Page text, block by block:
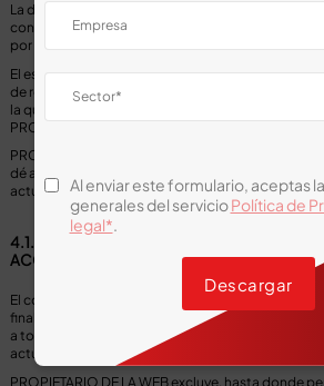
La distribución, modificación, cesión o
contenidos y cualquier otro acto que no haya
por el titular de los derechos de explotación
El establecimiento de un hiperenlace no implica
de relaciones entre PROPIETARIO DE LA WEB y
la que se establezca, ni la aceptación y
PROPIETARIO DE LA WEB de sus contenidos o
PROPIETARIO DE LA WEB no se responsabiliza
dé a los materiales puestos a disposición en este
actuaciones que realice en base a los mismos.
4.1. EXCLUSIÓN DE GARANTÍAS Y DE
ACCESO Y LA UTILIZACIÓN
El contenido del presente sitio web es de carácter
finalidad meramente informativa, sin que se
a todos los contenidos, ni su exhaustividad,
actualidad, ni su idoneidad o utilidad para un
PROPIETARIO DE LA WEB excluye, hasta donde
Al enviar este formulario, aceptas
generales del servicioPolítica de
legal*.
Descargar